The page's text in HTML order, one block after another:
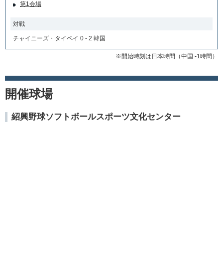
第1会場
対戦
チャイニーズ・タイペイ 0 - 2 韓国
※開始時刻は日本時間（中国:-1時間）
開催球場
紹興野球ソフトボールスポーツ文化センター